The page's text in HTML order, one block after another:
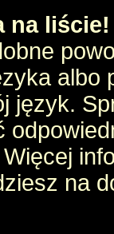
na liście!
albo
język.
na